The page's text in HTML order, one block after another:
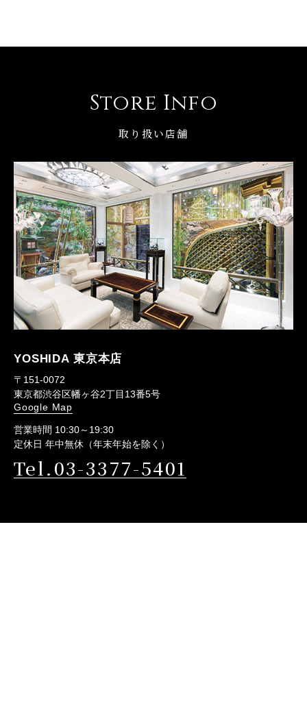
Store Info
取り扱い店舗
YOSHIDA 東京本店
〒151-0072
東京都渋谷区幡ヶ谷2丁目13番5号
Google Map
営業時間 10:30～19:30
定休日 年中無休（年末年始を除く）
Tel.03-3377-5401